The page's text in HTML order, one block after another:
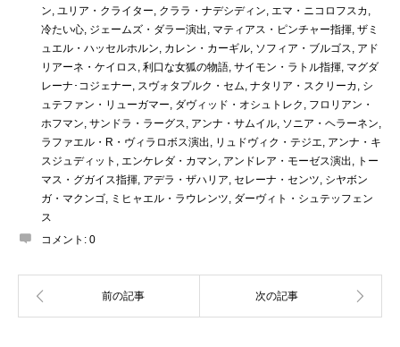
ン, ユリア・クライター, クララ・ナデシディン, エマ・ニコロフスカ ,
冷たい心, ジェームズ・ダラー演出, マティアス・ピンチャー指揮, ザミ
ュエル・ハッセルホルン, カレン・カーギル, ソフィア・ブルゴス, アド
リアーネ・ケイロス, 利口な女狐の物語, サイモン・ラトル指揮, マグダ
レーナ･コジェナー, スヴォタプルク・セム, ナタリア・スクリーカ , シ
ュテファン・リューガマー, ダヴィッド・オシュトレク , フロリアン・
ホフマン, サンドラ・ラーグス, アンナ・サムイル, ソニア・ヘラーネン,
ラファエル・R・ヴィラロボス演出, リュドヴィク・テジエ, アンナ・キ
スジュディット , エンケレダ・カマン, アンドレア・モーゼス演出, トー
マス・グガイス指揮, アデラ・ザハリア, セレーナ・センツ, シヤボン
ガ・マクンゴ, ミヒャエル・ラウレンツ, ダーヴィト・シュテッフェン
ス
コメント: 0